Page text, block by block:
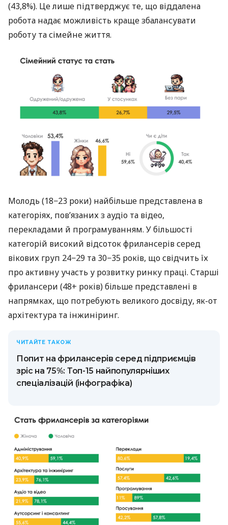
(43,8%). Це лише підтверджує те, що віддалена
робота надає можливість краще збалансувати
роботу та сімейне життя.
Молодь (18−23 роки) найбільше представлена в
категоріях, пов’язаних з аудіо та відео,
перекладами й програмуванням. У більшості
категорій високий відсоток фрилансерів серед
вікових груп 24−29 та 30−35 років, що свідчить їх
про активну участь у розвитку ринку праці. Старші
фрилансери (48+ років) більше представлені в
напрямках, що потребують великого досвіду, як-от
архітектура та інжиніринг.
ЧИТАЙТЕ ТАКОЖ
Попит на фрилансерів серед підприємців
зріс на 75%: Топ-15 найпопулярніших
спеціалізацій (інфографіка)